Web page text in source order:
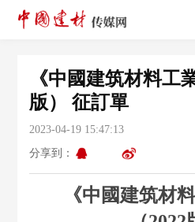
《中國建筑材料工
版） 征訂單
2023-04-19 15:47:13
分享到：
《中國建筑材